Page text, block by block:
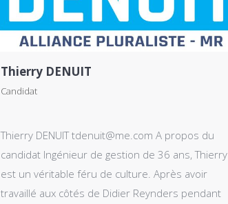
Thierry DENUIT
Candidat
Thierry DENUIT tdenuit@me.com A propos du
candidat Ingénieur de gestion de 36 ans, Thierry
est un véritable féru de culture. Après avoir
travaillé aux côtés de Didier Reynders pendant